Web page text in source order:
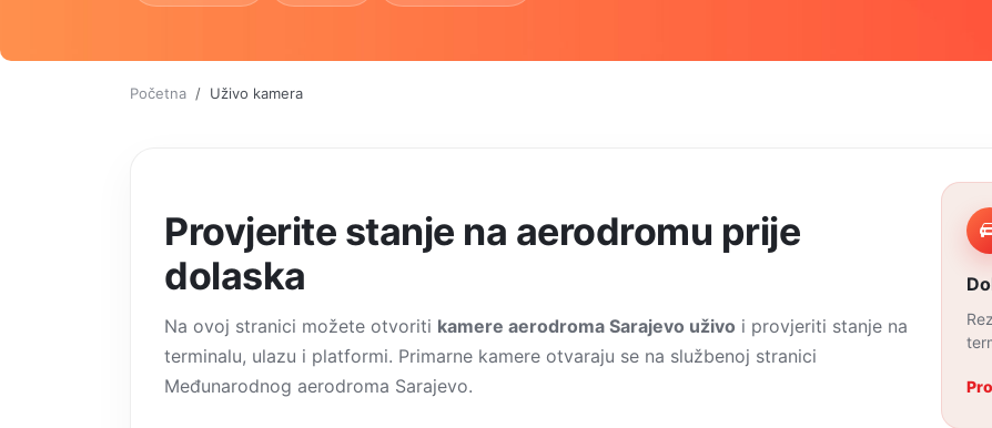
Početna Uživo kamera
Provjerite stanje na aerodromu prije
dolaska
Na ovoj stranici možete otvoriti kamere aerodroma Sarajevo uživo i provjeriti stanje na
terminalu, ulazu i platformi. Primarne kamere otvaraju se na službenoj stranici
Međunarodnog aerodroma Sarajevo.